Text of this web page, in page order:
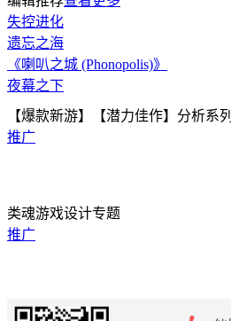
失控进化
遗忘之海
《喇叭之城 (Phonopolis)》
夜幕之下
【爆款新游】【潜力佳作】分析系列
推广
类魂游戏设计专题
推广